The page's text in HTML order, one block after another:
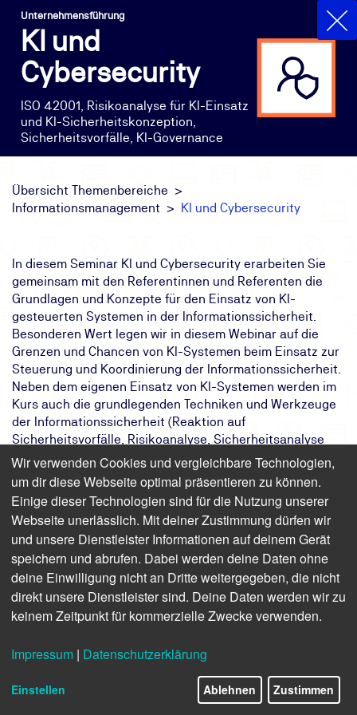
Unternehmensführung
KI und
Cybersecurity
ISO 42001, Risikoanalyse für KI-Einsatz
und KI-Sicherheitskonzeption,
Sicherheitsvorfälle, KI-Governance
Übersicht Themenbereiche
Informationsmanagement
KI und Cybersecurity
In diesem Seminar KI und Cybersecurity erarbeiten Sie
gemeinsam mit den Referentinnen und Referenten die
Grundlagen und Konzepte für den Einsatz von KI-
gesteuerten Systemen in der Informationssicherheit.
Besonderen Wert legen wir in diesem Webinar auf die
Grenzen und Chancen von KI-Systemen beim Einsatz zur
Steuerung und Koordinierung der Informationssicherheit.
Neben dem eigenen Einsatz von KI-Systemen werden im
Kurs auch die grundlegenden Techniken und Werkzeuge
der Informationssicherheit (Reaktion auf
Sicherheitsvorfälle, Risikoanalyse, Sicherheitsanalyse
und Sicherheitskonzept) für die Bewertung und
Entwicklung von KI-Systemen im betrieblichen Umfeld
„geschärft“. Im Kurs berücksichtigen wir Normen wie ISO
27001, ISO 23053, ISO 23053, ISO 24028, ISO 24029, ISO
42001 sowie den EU AI Act und die OECD AI Principles.
Das Ziel:
Sie setzen KI effektiv für die
Optimierung der Informationssicherheit
in Ihrem Unternehmen ein.
Das Ergebnis:
Sie gehen sicher mit KI-Systemen für
und Cybersecurity der TÜV NORD
Wir verwenden Cookies und vergleichbare Technologien,
um dir diese Webseite optimal präsentieren zu können.
Einige dieser Technologien sind für die Nutzung unserer
Webseite unerlässlich. Mit deiner Zustimmung dürfen wir
und unsere Dienstleister Informationen auf deinem Gerät
speichern und abrufen. Dabei werden deine Daten ohne
deine Einwilligung nicht an Dritte weitergegeben, die nicht
direkt unsere Dienstleister sind. Deine Daten werden wir zu
keinem Zeitpunkt für kommerzielle Zwecke verwenden.
Impressum | Datenschutzerklärung
Einstellen Ablehnen Zustimmen